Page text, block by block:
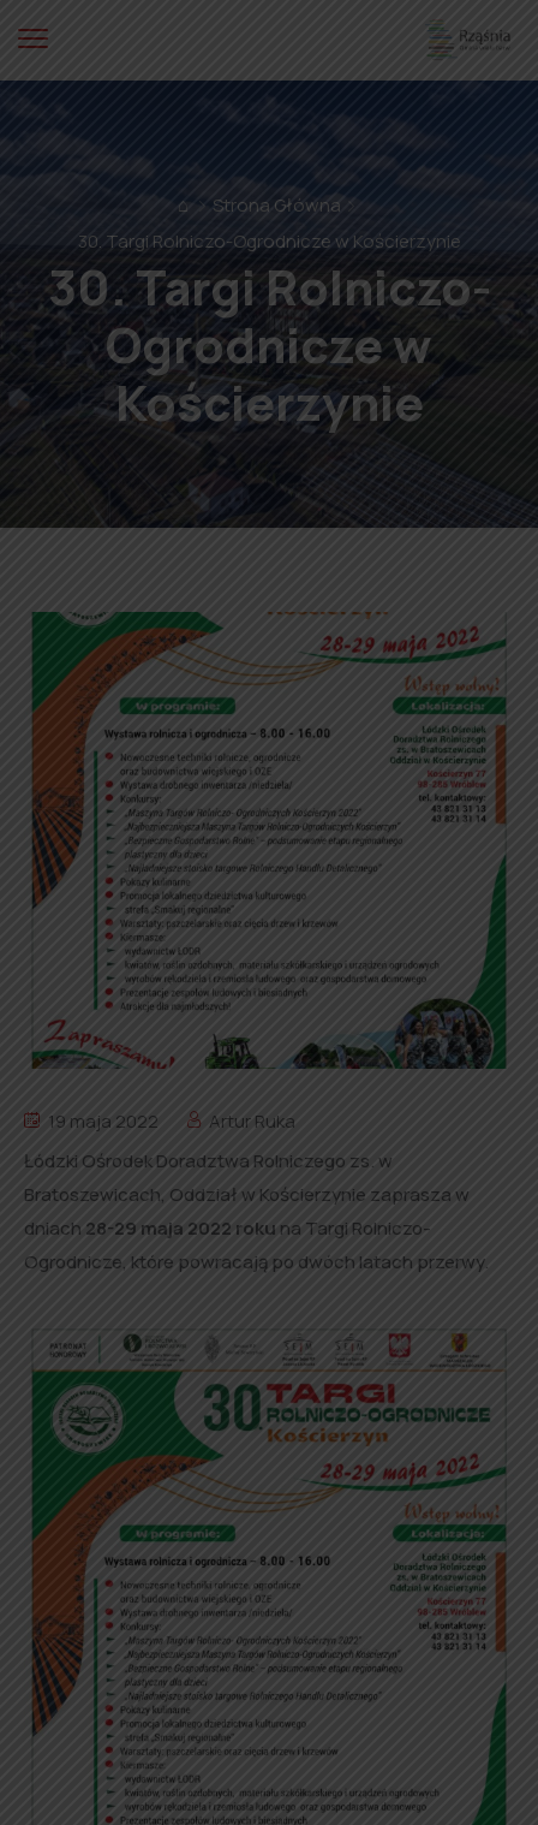
⌂
Strona Główna
30. Targi Rolniczo-Ogrodnicze w Kościerzynie
30. Targi Rolniczo-
Ogrodnicze w
Kościerzynie
19 maja 2022
Artur Ruka
Łódzki Ośrodek Doradztwa Rolniczego zs. w
Bratoszewicach, Oddział w Kościerzynie zaprasza w
dniach 28-29 maja 2022 roku na Targi Rolniczo-
Ogrodnicze, które powracają po dwóch latach przerwy.